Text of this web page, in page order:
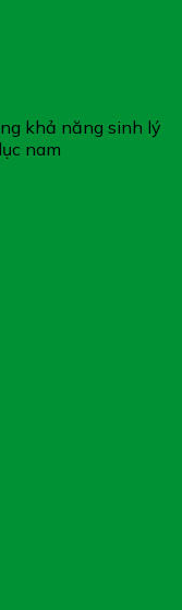
khả năng sinh lý
nam